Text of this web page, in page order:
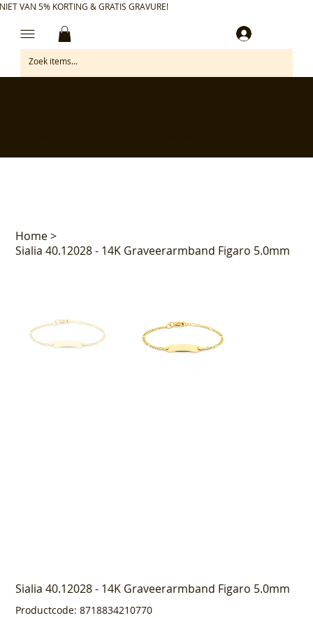
VAN 5% KORTING & GRATIS GRAVURE!
Home>
Sialia 40.12028 - 14K Graveerarmband Figaro 5.0mm
Sialia 40.12028 - 14K Graveerarmband Figaro 5.0mm
Productcode: Productcode
8718834210770
8718834210770